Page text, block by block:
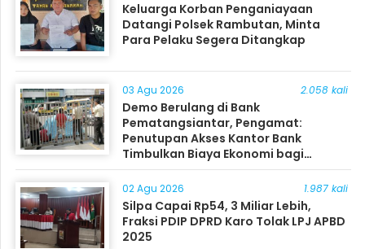
Keluarga Korban Penganiayaan
Datangi Polsek Rambutan, Minta
Para Pelaku Segera Ditangkap
03 Agu 2026 2.058 kali
Demo Berulang di Bank
Pematangsiantar, Pengamat:
Penutupan Akses Kantor Bank
Timbulkan Biaya Ekonomi bagi
Masyarakat
02 Agu 2026 1.987 kali
Silpa Capai Rp54, 3 Miliar Lebih,
Fraksi PDIP DPRD Karo Tolak LPJ APBD
2025